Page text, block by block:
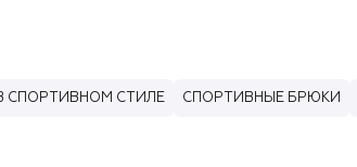
СПОРТИВНОМ СТИЛЕ СПОРТИВНЫЕ БРЮКИ